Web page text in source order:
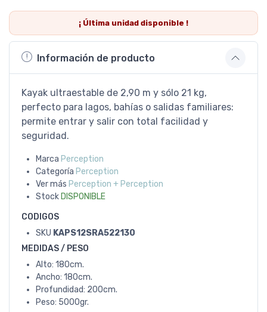
¡ Última unidad disponible !
Información de producto
Kayak ultraestable de 2,90 m y sólo 21 kg,
perfecto para lagos, bahías o salidas familiares:
permite entrar y salir con total facilidad y
seguridad.
Marca Perception
Categoría Perception
Ver más Perception + Perception
Stock DISPONIBLE
CODIGOS
SKU KAPS12SRA522130
MEDIDAS / PESO
Alto: 180cm.
Ancho: 180cm.
Profundidad: 200cm.
Peso: 5000gr.